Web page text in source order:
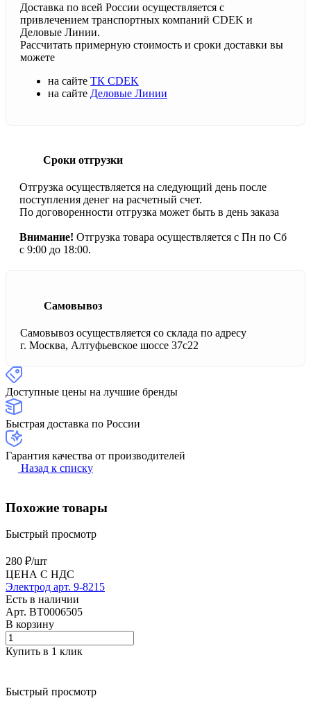
Доставка по всей России осуществляется с
привлечением транспортных компаний CDEK и
Деловые Линии.
Рассчитать примерную стоимость и сроки доставки вы
можете
на сайте ТК CDEK
на сайте Деловые Линии
Сроки отгрузки
Отгрузка осуществляется на следующий день после
поступления денег на расчетный счет.
По договоренности отгрузка может быть в день заказа
Внимание! Отгрузка товара осуществляется с Пн по Сб
с 9:00 до 18:00.
Самовывоз
Самовывоз осуществляется со склада по адресу
г. Москва, Алтуфьевское шоссе 37с22
Доступные цены на лучшие бренды
Быстрая доставка по России
Гарантия качества от производителей
Назад к списку
Похожие товары
Быстрый просмотр
280 ₽/шт
ЦЕНА С НДС
Электрод арт. 9-8215
Есть в наличии
Арт. BT0006505
В корзину
Купить в 1 клик
Быстрый просмотр